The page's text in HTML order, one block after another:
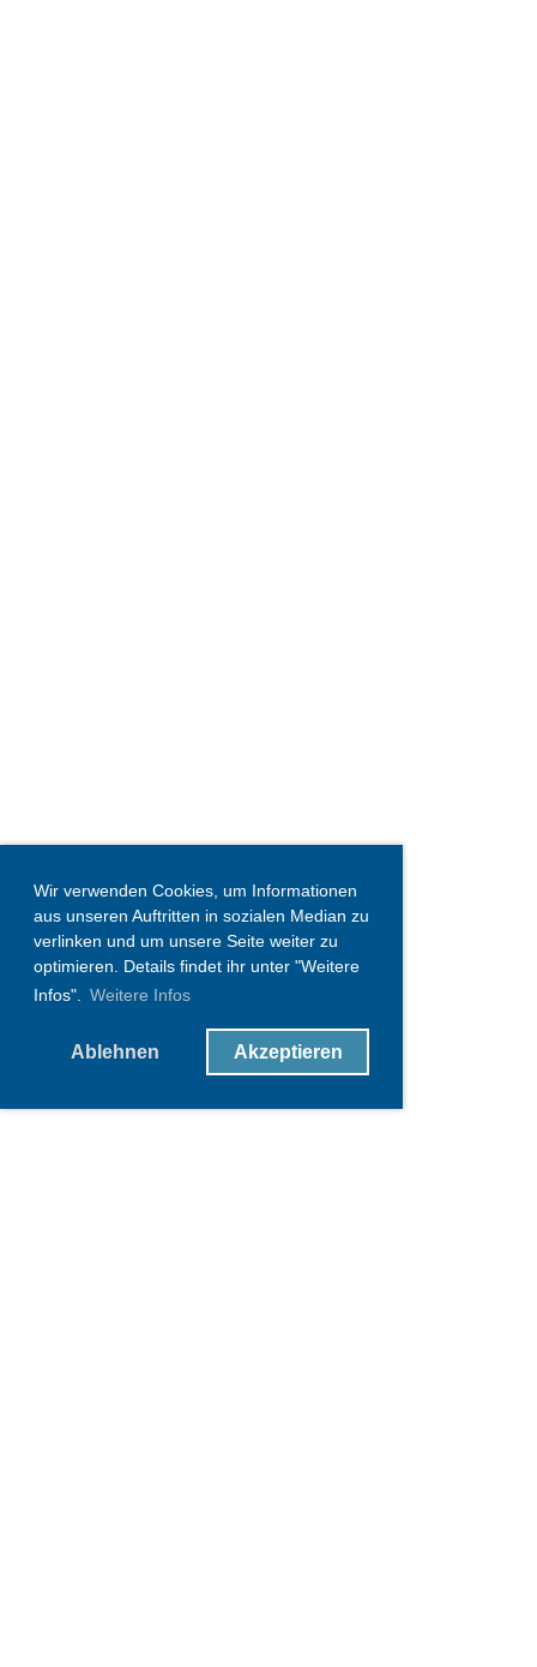
Wir verwenden Cookies, um Informationen
aus unseren Auftritten in sozialen Median zu
verlinken und um unsere Seite weiter zu
optimieren. Details findet ihr unter "Weitere
Infos". Weitere Infos
Ablehnen Akzeptieren